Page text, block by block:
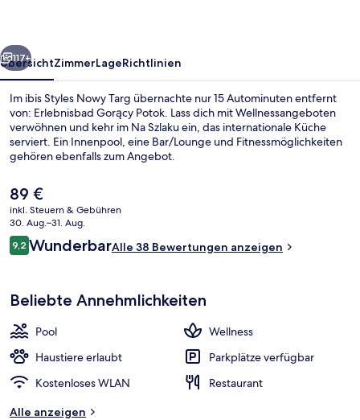
Weiter
117+
ÜbersichtZimmerLageRichtlinien
Im ibis Styles Nowy Targ übernachte nur 15 Autominuten entfernt
von: Erlebnisbad Gorący Potok. Lass dich mit Wellnessangeboten
verwöhnen und kehr im Na Szlaku ein, das internationale Küche
serviert. Ein Innenpool, eine Bar/Lounge und Fitnessmöglichkeiten
gehören ebenfalls zum Angebot.
Der
aktuelle
Preis
beträgt
89 €.
89 €
inkl. Steuern & Gebühren
30. Aug.–31. Aug.
Bewertungen
9,29,2 von 10.
WunderbarAlle 38 Bewertungen anzeigen
Beliebte Annehmlichkeiten
Pool
Wellness
Haustiere erlaubt
Parkplätze verfügbar
Kostenloses WLAN
Restaurant
Alle anzeigen